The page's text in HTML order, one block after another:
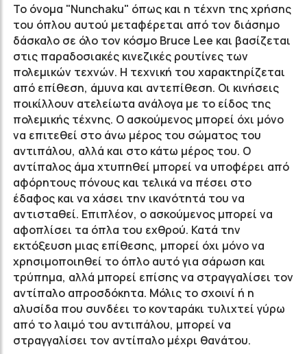
Το όνομα "Nunchaku" όπως και η τέχνη της χρήσης
του όπλου αυτού μεταφέρεται από τον διάσημο
δάσκαλο σε όλο τον κόσμο Bruce Lee και βασίζεται
στις παραδοσιακές κινεζικές ρουτίνες των
πολεμικών τεχνών. Η τεχνική του χαρακτηρίζεται
από επίθεση, άμυνα και αντεπίθεση. Οι κινήσεις
ποικίλλουν ατελείωτα ανάλογα με το είδος της
πολεμικής τέχνης. Ο ασκούμενος μπορεί όχι μόνο
να επιτεθεί στο άνω μέρος του σώματος του
αντιπάλου, αλλά και στο κάτω μέρος του. Ο
αντίπαλος άμα χτυπηθεί μπορεί να υποφέρει από
αφόρητους πόνους και τελικά να πέσει στο
έδαφος και να χάσει την ικανότητά του να
αντισταθεί. Επιπλέον, ο ασκούμενος μπορεί να
αφοπλίσει τα όπλα του εχθρού. Κατά την
εκτόξευση μιας επίθεσης, μπορεί όχι μόνο να
χρησιμοποιηθεί το όπλο αυτό για σάρωση και
τρύπημα, αλλά μπορεί επίσης να στραγγαλίσει τον
αντίπαλο απροσδόκητα. Μόλις το σχοινί ή η
αλυσίδα που συνδέει το κονταράκι τυλιχτεί γύρω
από το λαιμό του αντιπάλου, μπορεί να
στραγγαλίσει τον αντίπαλο μέχρι θανάτου.